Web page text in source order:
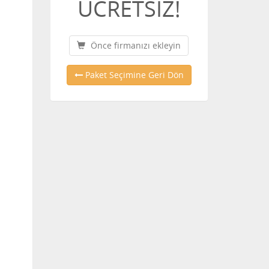
ÜCRETSİZ!
Önce firmanızı ekleyin
Paket Seçimine Geri Dön